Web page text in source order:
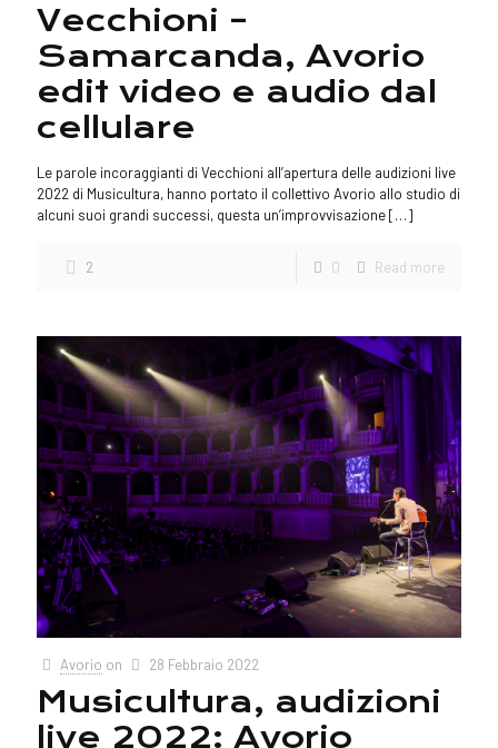
Vecchioni –
Samarcanda, Avorio
edit video e audio dal
cellulare
Le parole incoraggianti di Vecchioni all’apertura delle audizioni live
2022 di Musicultura, hanno portato il collettivo Avorio allo studio di
alcuni suoi grandi successi, questa un’improvvisazione[…]
2 0 Read more
Avorio on 28 Febbraio 2022
Musicultura, audizioni
live 2022: Avorio